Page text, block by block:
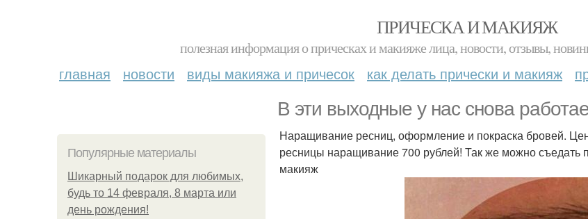
ПРИЧЕСКА И МАКИЯЖ
полезная информация о прическах и макияже лица, новости, отзывы,
главная новости виды макияжа и причесок как делать прически и макияж
В эти выходные у нас снова
Популярные материалы
Шикарный подарок для любимых,
будь то 14 февраля, 8 марта или
день рождения!
Наращивание ресниц, оформление и покраска бровей.
ресницы наращивание 700 рублей! Так же можно
макияж